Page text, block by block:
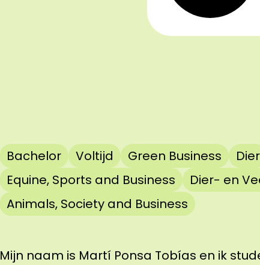
Bachelor Voltijd Green Business
Dier
Equine, Sports and Business
Dier- en
Animals, Society and Business
Mijn naam is Martí Ponsa Tobías en ik